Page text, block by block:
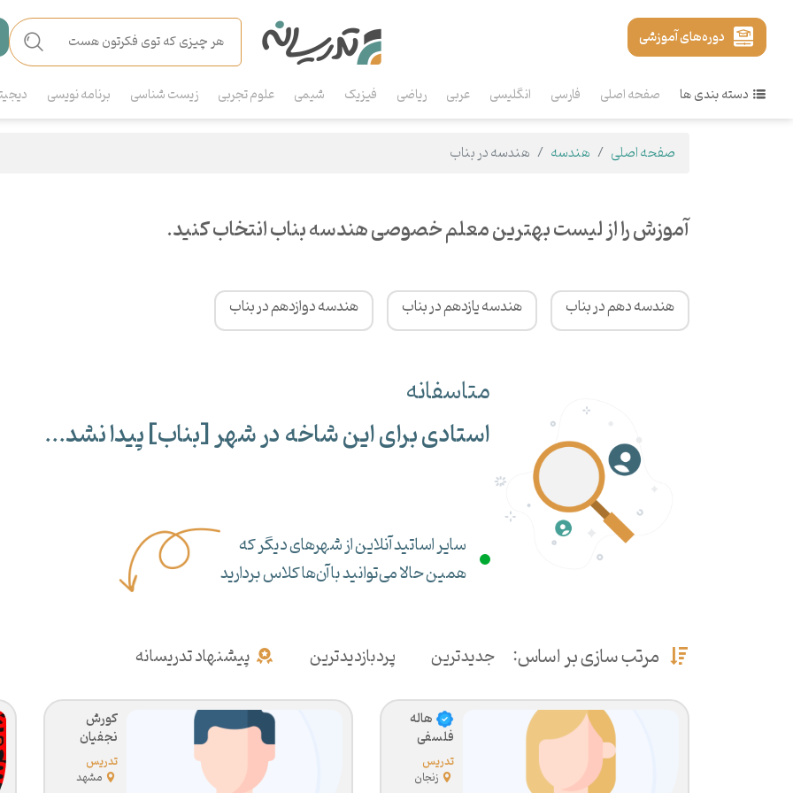
دوره‌های آموزشی
دسته بندی ها صفحه اصلی فارسی انگلیسی عربی ریاضی فیزیک شیمی علوم تجربی زیست شناسی برنامه نویسی
صفحه اصلی هندسه هندسه در بناب
آموزش را از لیست بهترین معلم خصوصی هندسه بناب انتخاب کنید.
هندسه دهم در بناب هندسه یازدهم در بناب هندسه دوازدهم در بناب
متاسفانه
استادی برای این شاخه در شهر [بناب] پیدا نشد...
سایر اساتید آنلاین از شهرهای دیگر که
همین حالا می‌توانید با آن‌ها کلاس بردارید
مرتب سازی بر اساس: جدیدترین پردبازدیدترین پیشنهاد تدریسانه
هاله
فلسفی
تدریس
خصوصی
زنجان
کورش
نجفیان
تدریس
خصوصی
مشهد